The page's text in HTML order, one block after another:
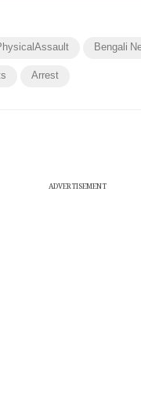
Bengali
Arrest
ADVERTISEMENT